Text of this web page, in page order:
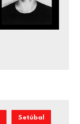
Setúbal